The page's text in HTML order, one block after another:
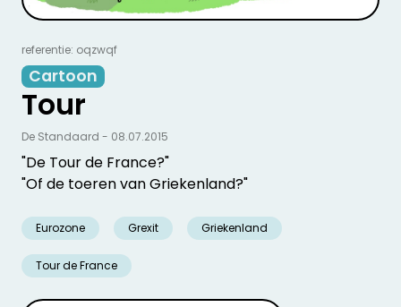
referentie: oqzwqf
Cartoon
Tour
"De Tour de France?"
"Of de toeren van Griekenland?"
Eurozone Grexit Griekenland
Tour de France
De Standaard - 08.07.2015